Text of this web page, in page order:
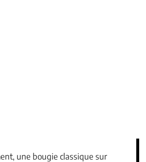
une bougie classique sur